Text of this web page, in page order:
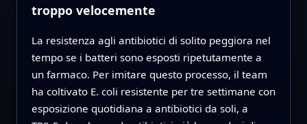
troppo velocemente
La resistenza agli antibiotici di solito peggiora nel
tempo se i batteri sono esposti ripetutamente a
un farmaco. Per imitare questo processo, il team
ha coltivato E. coli resistente per tre settimane con
esposizione quotidiana a antibiotici da soli, a